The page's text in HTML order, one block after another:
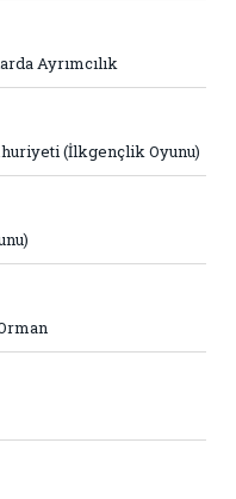
Ayrımcılık
(İlkgençlik Oyunu)